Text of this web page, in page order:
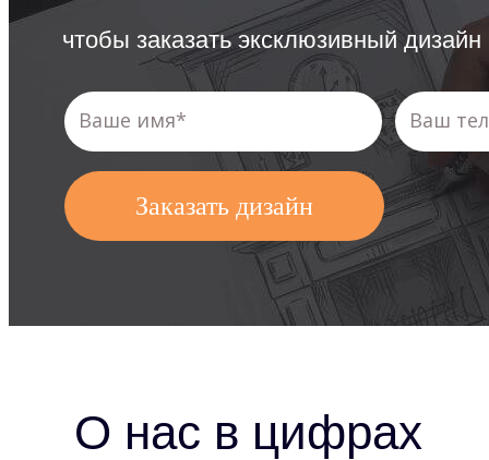
Заказать дизайн
чтобы заказать эксклюзивный
О нас в цифрах